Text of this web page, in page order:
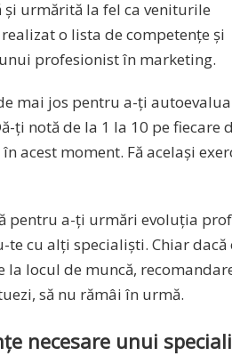
urmărită la fel ca veniturile
o lista de competențe și
profesionist în marketing.
mai jos pentru a-ți
ți notă de la 1 la 10 pe fiecare
acest moment. Fă același
pentru a-ți urmări evoluția
cu alți specialiști. Chiar
locul de muncă,
să nu rămâi în urmă.
necesare unui